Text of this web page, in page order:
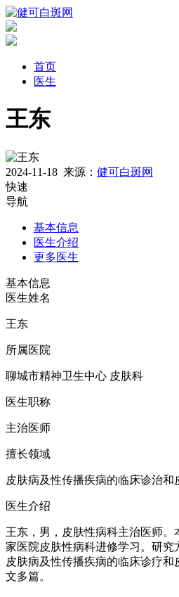
首页
医生
王东
2024-11-18 来源： 健可白斑网
快速
导航
基本信息
医生介绍
更多医生
基本信息
医生姓名
王东
所属医院
聊城市精神卫生中心 皮肤科
医生职称
主治医师
擅长领域
皮肤病及性传播疾病的临床诊治和
医生介绍
王东，男，皮肤性病科主治医师
家医院皮肤性病科进修学习。研
皮肤病及性传播疾病的临床诊疗
文多篇。